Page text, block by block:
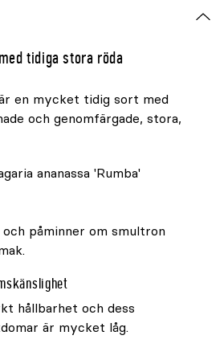
tidiga stora röda
en mycket tidig sort med
och genomfärgade, stora,
ananassa 'Rumba'
påminner om smultron
hållbarhet och dess
är mycket låg.